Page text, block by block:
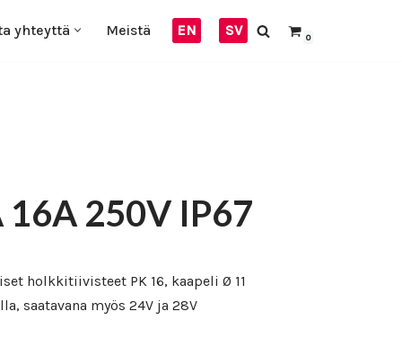
yhteyttä Meistä EN SV 0
250V IP67
holkkitiivisteet PK 16, kaapeli Ø 11
saatavana myös 24V ja 28V